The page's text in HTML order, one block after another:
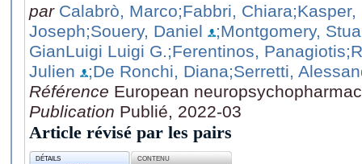
par Calabrò, Marco;Fabbri, Chiara;Kasper,
Joseph;Souery, Daniel
;Montgomery,
GianLuigi Luigi G.;Ferentinos, Panagiotis
Julien
;De Ronchi, Diana;Serretti,
Référence European
Publication Publié, 2022-03
Article révisé par les pairs
DÉTAILS CONTENU